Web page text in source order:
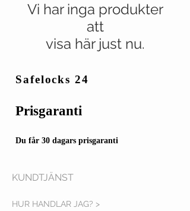
Vi har inga produkter
att
visa här just nu.
Safelocks 24
Prisgaranti
Du får 30 dagars prisgaranti
KUNDTJÄNST
HUR HANDLAR JAG? >